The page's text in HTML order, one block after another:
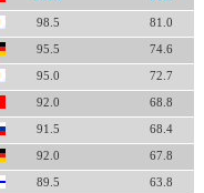
98.5 81.0
95.5 74.6
95.0 72.7
92.0 68.8
91.5 68.4
92.0 67.8
89.5 63.8